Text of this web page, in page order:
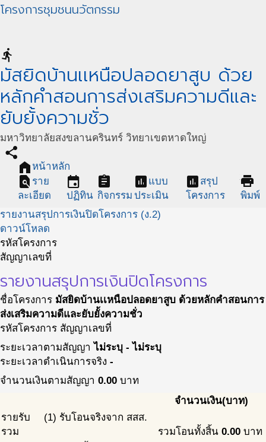
โครงการชุมชนนวัตกรรม
directions_run
มัสยิดบ้านเเหนือปลอดยาสูบ ด้วย
หลักคำสอนการส่งเสริมความดีและ
ยับยั้งความชั่ว
มหาวิทยาลัยสงขลานครินทร์ วิทยาเขตหาดใหญ่
share
home หน้าหลัก
find_in_page ราย
ละเอียด
event
ปฏิทิน
assignment
กิจกรรม
assessment แบบ
ประเมิน
assessment สรุป
โครงการ
print
พิมพ์
รายงานสรุปการเงินปิดโครงการ (ง.2)
ดาวน์โหลด
รหัสโครงการ
สัญญาเลขที่
รายงานสรุปการเงินปิดโครงการ
ชื่อโครงการ มัสยิดบ้านเเหนือปลอดยาสูบ ด้วยหลักคำสอนการ
ส่งเสริมความดีและยับยั้งความชั่ว
รหัสโครงการ สัญญาเลขที่
ระยะเวลาตามสัญญาไม่ระบุ - ไม่ระบุ
ระยะเวลาดำเนินการจริง -
จำนวนเงินตามสัญญา 0.00 บาท
จำนวนเงิน(บาท)
รายรับ
รวม
(1) รับโอนจริงจาก สสส.
รวมโอนทั้งสิ้น 0.00 บาท